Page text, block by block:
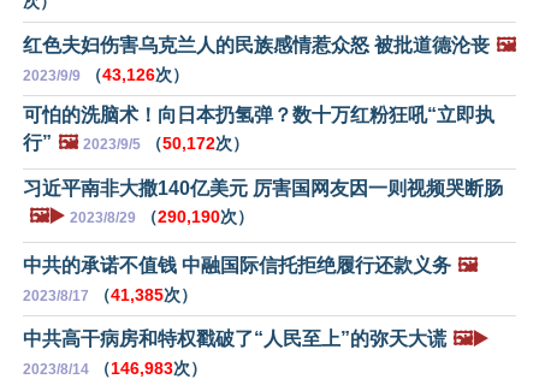
红色夫妇伤害乌克兰人的民族感情惹众怒 被批道德沦丧 🖼️
2023/9/9 （43,126次）
可怕的洗脑术！向日本扔氢弹？数十万红粉狂吼“立即执
行” 🖼️ 2023/9/5 （50,172次）
习近平南非大撒140亿美元 厉害国网友因一则视频哭断肠
🖼️▶️ 2023/8/29 （290,190次）
中共的承诺不值钱 中融国际信托拒绝履行还款义务 🖼️
2023/8/17 （41,385次）
中共高干病房和特权戳破了“人民至上”的弥天大谎 🖼️▶️
2023/8/14 （146,983次）